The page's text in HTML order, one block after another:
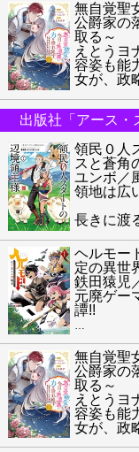
無自覚聖
公爵家の
取る～
えとうヨ
容姿も能
女が、政
出版社「アース・
領民０人
スと蒼角
ユンボ／
領地は広
長きに渡
ヘルモー
定の異世
鉄田猿児
元廃ゲー
譚!!
無自覚聖
公爵家の
取る～
えとうヨ
容姿も能
女が、政